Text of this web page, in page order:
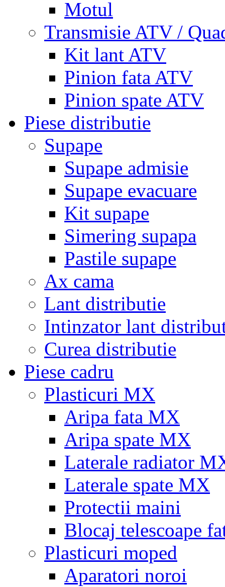
Motul
Transmisie ATV /
Kit lant ATV
Pinion fata ATV
Pinion spate ATV
Piese distributie
Supape
Supape admisie
Supape evacuare
Kit supape
Simering supapa
Pastile supape
Ax cama
Lant distributie
Intinzator lant
Curea distributie
Piese cadru
Plasticuri MX
Aripa fata MX
Aripa spate MX
Laterale radiator
Laterale spate MX
Protectii maini
Blocaj telescoape
Plasticuri moped
Aparatori noroi